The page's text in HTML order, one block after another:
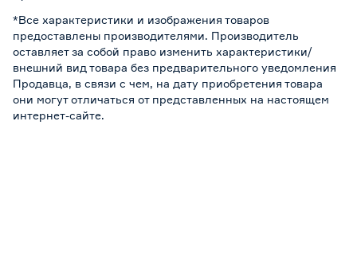
*Все характеристики и изображения товаров
предоставлены производителями. Производитель
оставляет за собой право изменить характеристики/
внешний вид товара без предварительного уведомления
Продавца, в связи с чем, на дату приобретения товара
они могут отличаться от представленных на настоящем
интернет-сайте.